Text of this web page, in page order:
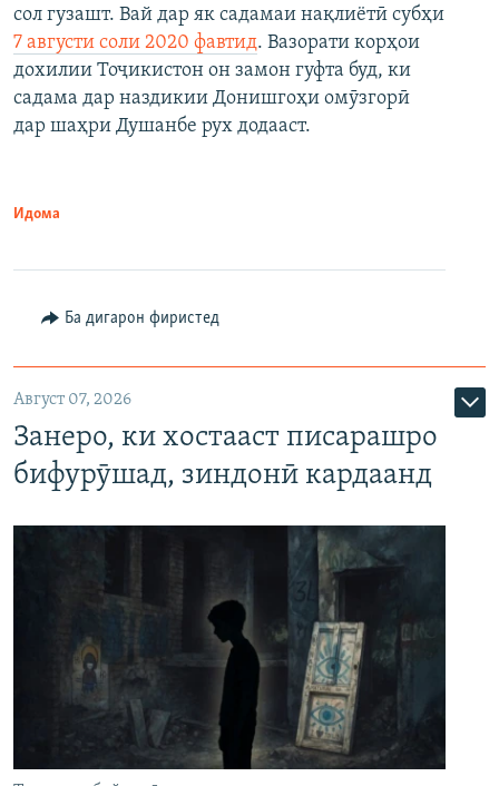
сол гузашт. Вай дар як садамаи нақлиётӣ субҳи
7 августи соли 2020 фавтид. Вазорати корҳои
дохилии Тоҷикистон он замон гуфта буд, ки
садама дар наздикии Донишгоҳи омӯзгорӣ
дар шаҳри Душанбе рух додааст.
Идома
Ба дигарон фиристед
Август 07, 2026
Занеро, ки хостааст писарашро
бифурӯшад, зиндонӣ кардаанд